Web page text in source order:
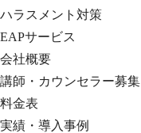
ハラスメント対策
EAPサービス
会社概要
講師・カウンセラー募集
料金表
実績・導入事例